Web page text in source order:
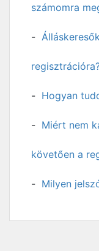
számomra
Hogyan
Miért nem
követően a
Milyen